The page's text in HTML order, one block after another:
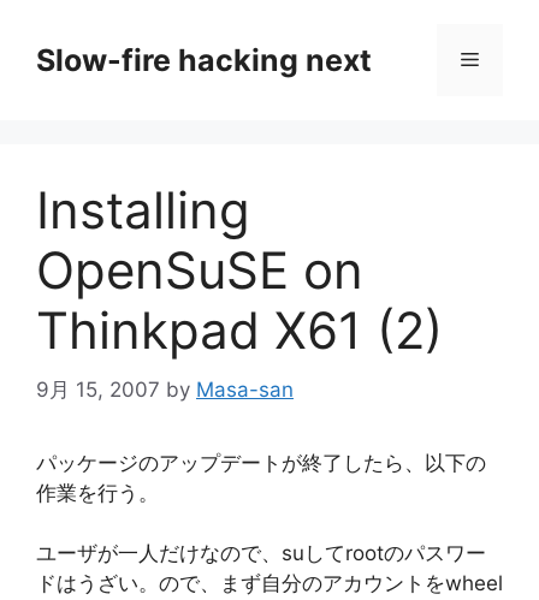
Slow-fire hacking next メ
Installing
OpenSuSE on
Thinkpad X61 (2)
9月 15, 2007 by Masa-san
パッケージのアップデートが終了したら、以下の
作業を行う。
ユーザが一人だけなので、suしてrootのパスワー
ドはうざい。ので、まず自分のアカウントをwheel